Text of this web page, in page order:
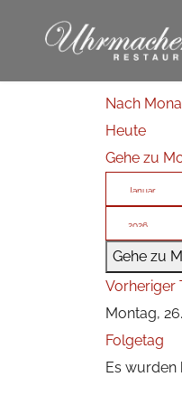
Nach
Heute
Gehe zu
Gehe zu
Vorheriger
Montag,
Folgetag
Es wurden